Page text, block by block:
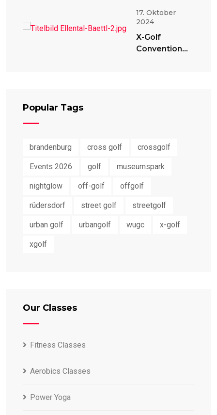
17. Oktober
2024
X-Golf
Convention
Popular Tags
brandenburg cross golf crossgolf
Events 2026 golf museumspark
nightglow off-golf offgolf
rüdersdorf street golf streetgolf
urban golf urbangolf wugc x-golf
xgolf
Our Classes
Fitness Classes
Aerobics Classes
Power Yoga